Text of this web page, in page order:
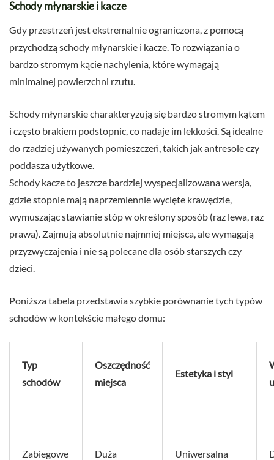
Schody młynarskie i kacze
Gdy przestrzeń jest ekstremalnie ograniczona, z pomocą
przychodzą schody młynarskie i kacze. To rozwiązania o
bardzo stromym kącie nachylenia, które wymagają
minimalnej powierzchni rzutu.
Schody młynarskie charakteryzują się bardzo stromym kątem
i często brakiem podstopnic, co nadaje im lekkości. Są idealne
do rzadziej używanych pomieszczeń, takich jak antresole czy
poddasza użytkowe.
Schody kacze to jeszcze bardziej wyspecjalizowana wersja,
gdzie stopnie mają naprzemiennie wycięte krawędzie,
wymuszając stawianie stóp w określony sposób (raz lewa, raz
prawa). Zajmują absolutnie najmniej miejsca, ale wymagają
przyzwyczajenia i nie są polecane dla osób starszych czy
dzieci.
Poniższa tabela przedstawia szybkie porównanie tych typów
schodów w kontekście małego domu:
Typ
schodów
Oszczędność
miejsca
Estetyka i styl
Zabiegowe Duża Uniwersalna